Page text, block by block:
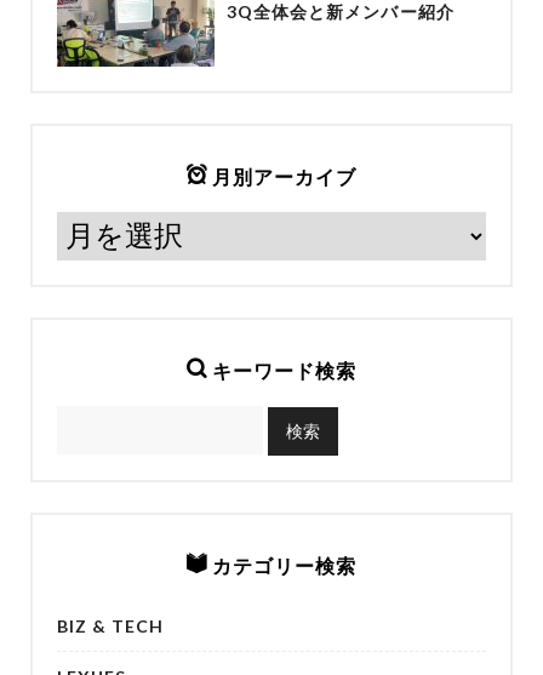
3Q全体会と新メンバー紹介
月別アーカイブ
キーワード検索
カテゴリー検索
BIZ & TECH